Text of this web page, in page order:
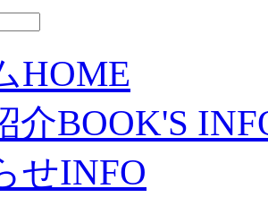
HOME
介BOOK'S
せINFO